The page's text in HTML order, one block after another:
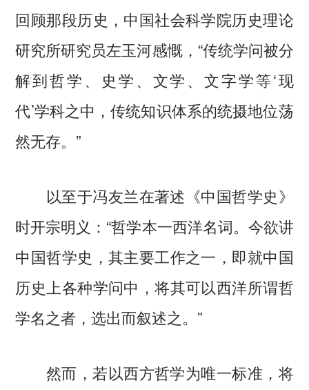
回顾那段历史，中国社会科学院历史理论
研究所研究员左玉河感慨，“传统学问被分
解到哲学、史学、文学、文字学等‘现
代’学科之中，传统知识体系的统摄地位荡
然无存。”
以至于冯友兰在著述《中国哲学史》
时开宗明义：“哲学本一西洋名词。今欲讲
中国哲学史，其主要工作之一，即就中国
历史上各种学问中，将其可以西洋所谓哲
学名之者，选出而叙述之。”
然而，若以西方哲学为唯一标准，将